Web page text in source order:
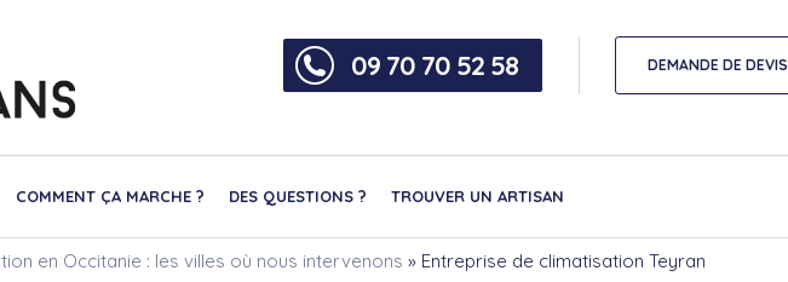
09 70 70 52 58 DEMANDE DE DEVIS
COMMENT ÇA MARCHE ? DES QUESTIONS ? TROUVER UN ARTISAN
en Occitanie : les villes où nous intervenons » Entreprise de climatisation Teyran